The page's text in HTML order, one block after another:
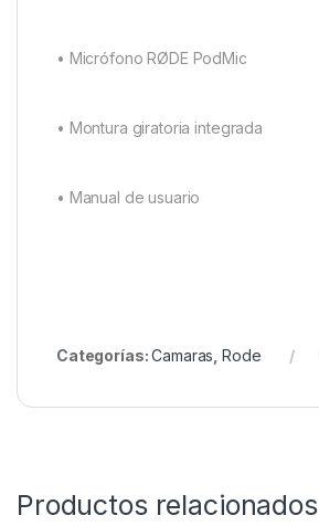
• Micrófono RØDE PodMic
• Montura giratoria integrada
• Manual de usuario
Categorías:Camaras ,Rode
Productos relacionados